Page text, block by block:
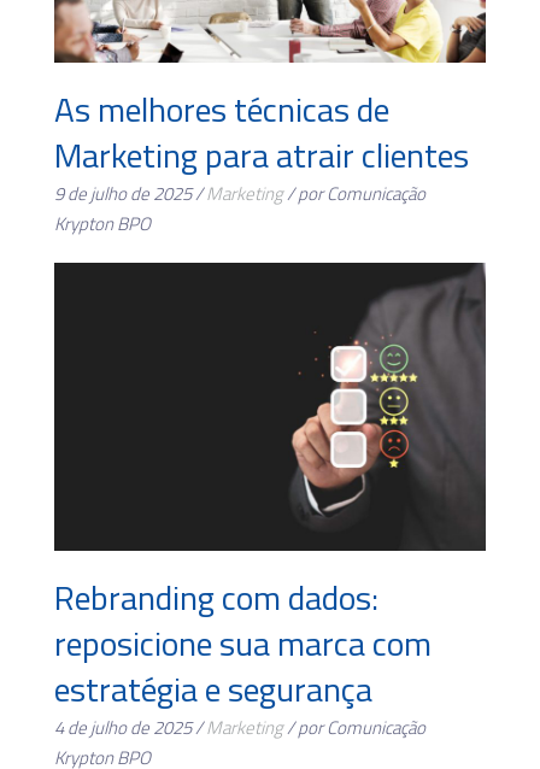
As melhores técnicas de
Marketing para atrair clientes
9 de julho de 2025 /Marketing/ por Comunicação
Krypton BPO
Rebranding com dados:
reposicione sua marca com
estratégia e segurança
4 de julho de 2025 /Marketing/ por Comunicação
Krypton BPO